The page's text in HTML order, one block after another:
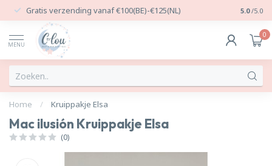
Gratis verzending vanaf €100(BE)-€125(NL) 24/7
5.0 /5.0
MENU
0
Home / Kruippakje Elsa
Mac ilusión Kruippakje Elsa
(0)